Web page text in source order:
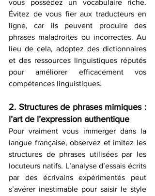
vous possédez un vocabulaire riche.
Évitez de vous fier aux traducteurs en
ligne, car ils peuvent produire des
phrases maladroites ou incorrectes. Au
lieu de cela, adoptez des dictionnaires
et des ressources linguistiques réputés
pour améliorer efficacement vos
compétences linguistiques.
2. Structures de phrases mimiques :
l’art de l’expression authentique
Pour vraiment vous immerger dans la
langue française, observez et imitez les
structures de phrases utilisées par les
locuteurs natifs. L’analyse d’essais écrits
par des écrivains expérimentés peut
s’avérer inestimable pour saisir le style